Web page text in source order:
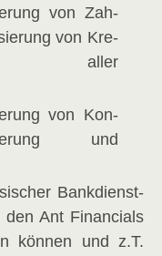
von Zah­
von Kre­
aller
von Kon­
und
Bank­dienst­
den Ant Finan­cials
kön­nen und z.T.